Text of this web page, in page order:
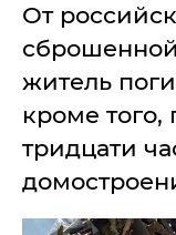
Блоги
Пресса
Шоу-биз
Здоровье
Спорт
Культура
Война на
Крыму
"ДНР"
От
житель
кроме
тридцати